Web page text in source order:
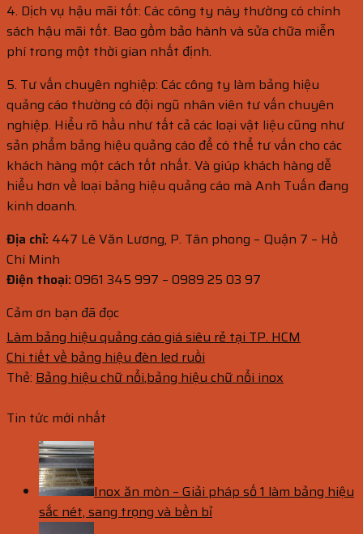
4. Dịch vụ hậu mãi tốt: Các công ty này thường có chính
sách hậu mãi tốt. Bao gồm bảo hành và sửa chữa miễn
phí trong một thời gian nhất định.
5. Tư vấn chuyên nghiệp: Các công ty làm bảng hiệu
quảng cáo thường có đội ngũ nhân viên tư vấn chuyên
nghiệp. Hiểu rõ hầu như tất cả các loại vật liệu cũng như
sản phẩm bảng hiệu quảng cáo để có thể tư vấn cho các
khách hàng một cách tốt nhất. Và giúp khách hàng dễ
hiểu hơn về loại bảng hiệu quảng cáo mà Anh Tuấn đang
kinh doanh.
Địa chỉ: 447 Lê Văn Lương, P. Tân phong – Quận 7 – Hồ
Chí Minh
Điện thoại:0961 345 997 – 0989 25 03 97
Cảm ơn bạn đã đọc
Làm bảng hiệu quảng cáo giá siêu rẻ tại TP. HCM
Chi tiết về bảng hiệu đèn led ruồi
Thẻ: Bảng hiệu chữ nổi,bảng hiệu chữ nổi inox
Tin tức mới nhất
Inox ăn mòn – Giải pháp số 1 làm bảng hiệu
sắc nét, sang trọng và bền bỉ